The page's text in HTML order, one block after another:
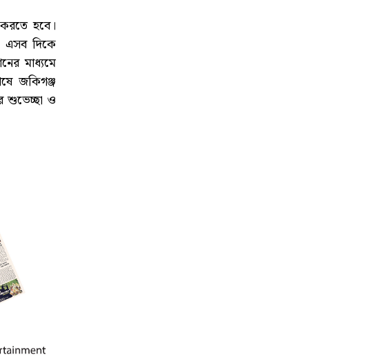
হবে।
এসব দিকে
মাধ্যমে
জকিগঞ্জ
শুভেচ্ছা ও